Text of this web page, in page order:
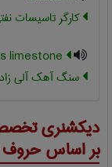
کارگر تاسیسات
سنگ آهک آلی زاد
دیکشنری
بر اساس حروف